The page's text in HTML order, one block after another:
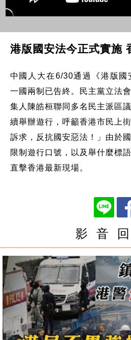
港版國安法今正式實施
中國人大在6/30通過《港版國
一國兩制已告終。民主黨立法
集人陳皓桓聯同多名民主派區
續舉辦遊行，呼籲香港市民上
訴求，反抗國安惡法！」由於
限制遊行口號，以及舉什麼標
直擊香港最新現場。
影 音